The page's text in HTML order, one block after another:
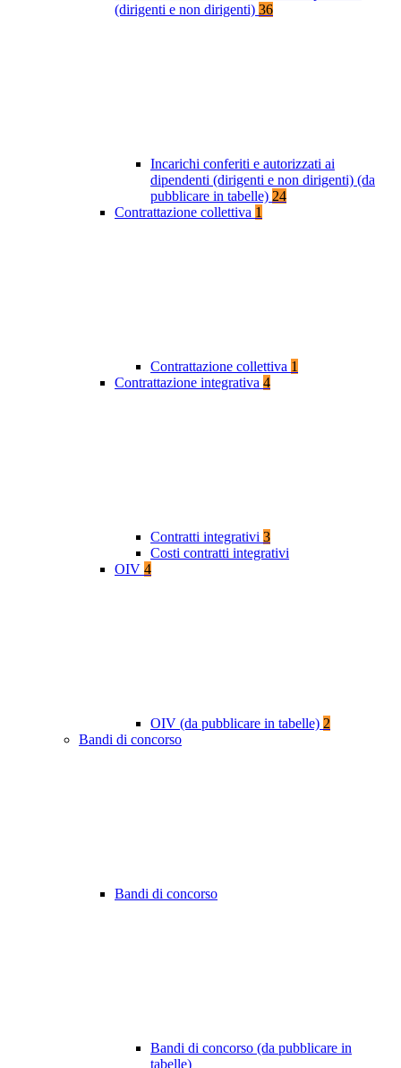
(dirigenti e non dirigenti) 36
Incarichi conferiti e autorizzati ai
dipendenti (dirigenti e non dirigenti) (da
pubblicare in tabelle) 24
Contrattazione collettiva 1
Contrattazione collettiva 1
Contrattazione integrativa 4
Contratti integrativi 3
Costi contratti integrativi
OIV 4
OIV (da pubblicare in tabelle) 2
Bandi di concorso
Bandi di concorso
Bandi di concorso (da pubblicare in
tabelle)